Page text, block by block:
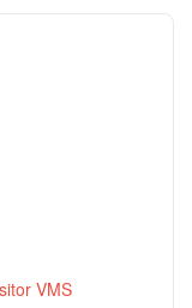
VMS